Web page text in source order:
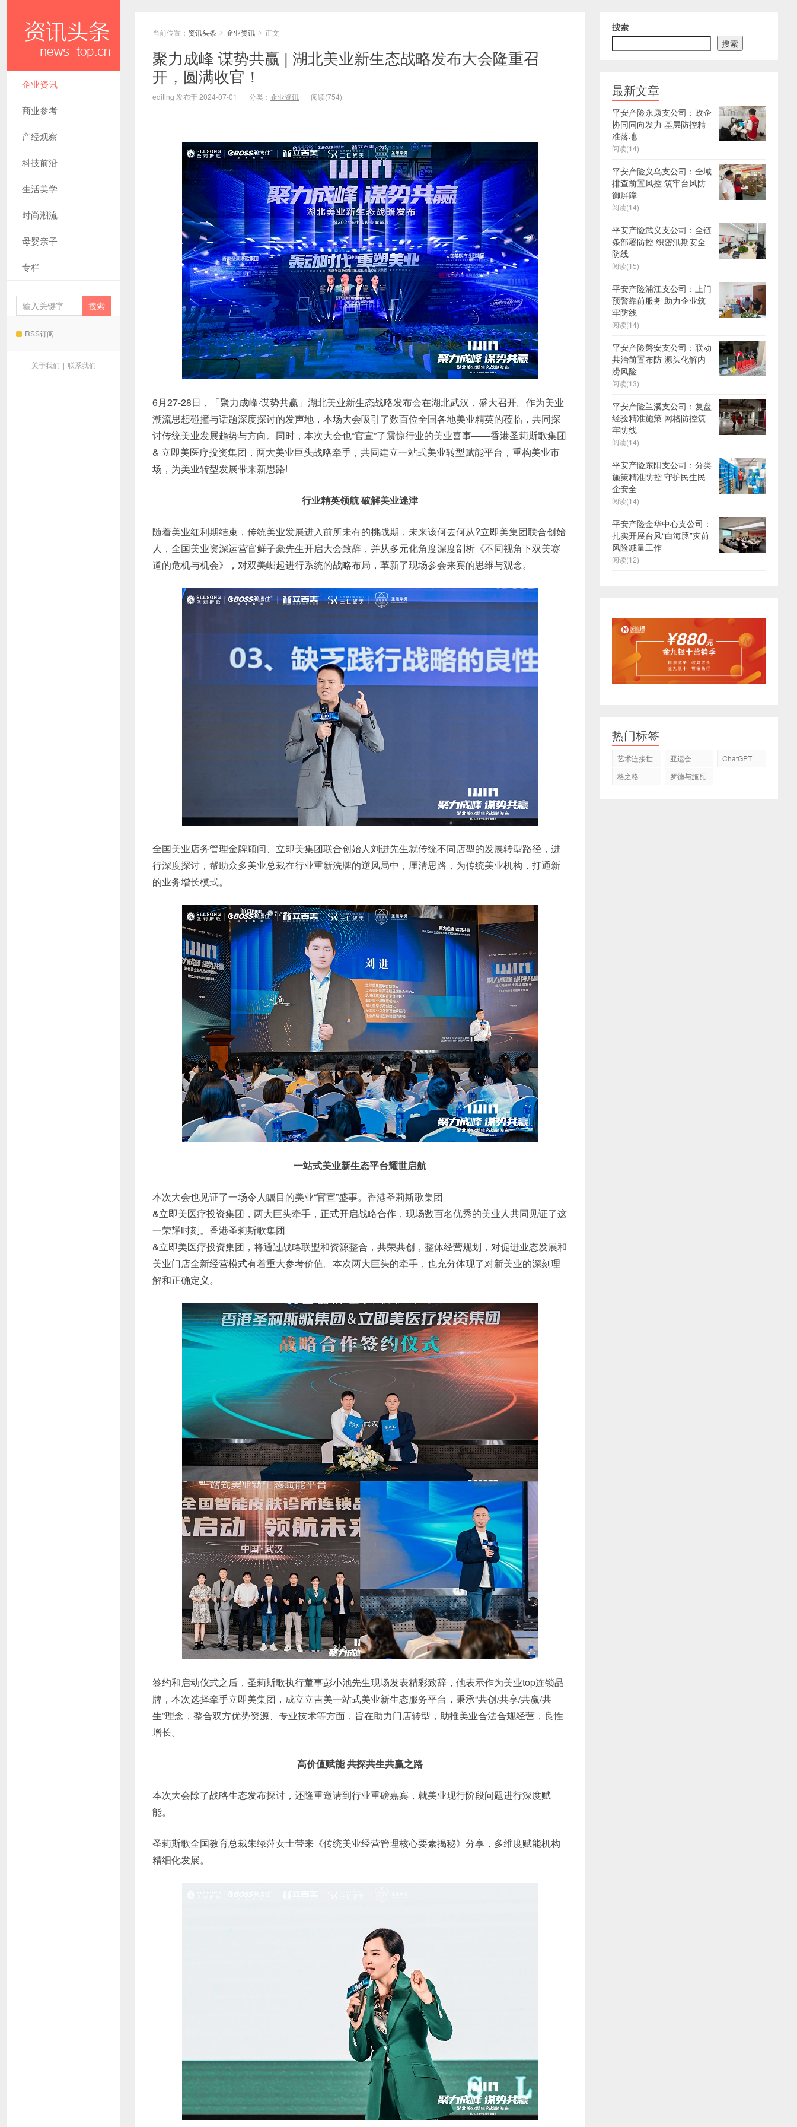
企业资讯
商业参考
产经观察
科技前沿
生活美学
时尚潮流
母婴亲子
专栏
RSS订阅
关于我们 | 联系我们
当前位置： 资讯头条 > 企业资讯 > 正文
聚力成峰 谋势共赢 | 湖北美业新生态战略发布大会隆重召
开，圆满收官！
editing 发布于 2024-07-01 分类： 企业资讯 阅读(754)
6月27-28日，「聚力成峰·谋势共赢」湖北美业新生态战略发布会在湖北武汉，盛大召开。作为美业
潮流思想碰撞与话题深度探讨的发声地，本场大会吸引了数百位全国各地美业精英的莅临，共同探
讨传统美业发展趋势与方向。同时，本次大会也“官宣”了震惊行业的美业喜事——香港圣莉斯歌集团
& 立即美医疗投资集团，两大美业巨头战略牵手，共同建立一站式美业转型赋能平台，重构美业市
场，为美业转型发展带来新思路!
行业精英领航 破解美业迷津
随着美业红利期结束，传统美业发展进入前所未有的挑战期，未来该何去何从?立即美集团联合创始
人，全国美业资深运营官鲜子豪先生开启大会致辞，并从多元化角度深度剖析《不同视角下双美赛
道的危机与机会》，对双美崛起进行系统的战略布局，革新了现场参会来宾的思维与观念。
全国美业店务管理金牌顾问、立即美集团联合创始人刘进先生就传统不同店型的发展转型路径，进
行深度探讨，帮助众多美业总裁在行业重新洗牌的逆风局中，厘清思路，为传统美业机构，打通新
的业务增长模式。
一站式美业新生态平台耀世启航
本次大会也见证了一场令人瞩目的美业“官宣”盛事。香港圣莉斯歌集团
&立即美医疗投资集团，两大巨头牵手，正式开启战略合作，现场数百名优秀的美业人共同见证了这
一荣耀时刻。香港圣莉斯歌集团
&立即美医疗投资集团，将通过战略联盟和资源整合，共荣共创，整体经营规划，对促进业态发展和
美业门店全新经营模式有着重大参考价值。本次两大巨头的牵手，也充分体现了对新美业的深刻理
解和正确定义。
签约和启动仪式之后，圣莉斯歌执行董事彭小池先生现场发表精彩致辞，他表示作为美业top连锁品
牌，本次选择牵手立即美集团，成立立吉美一站式美业新生态服务平台，秉承“共创/共享/共赢/共
生”理念，整合双方优势资源、专业技术等方面，旨在助力门店转型，助推美业合法合规经营，良性
增长。
高价值赋能 共探共生共赢之路
本次大会除了战略生态发布探讨，还隆重邀请到行业重磅嘉宾，就美业现行阶段问题进行深度赋
能。
圣莉斯歌全国教育总裁朱绿萍女士带来《传统美业经营管理核心要素揭秘》分享，多维度赋能机构
精细化发展。
搜索
搜索
最新文章
平安产险永康支公司：政企
协同同向发力 基层防控精
准落地
阅读(14)
平安产险义乌支公司：全域
排查前置风控 筑牢台风防
御屏障
阅读(14)
平安产险武义支公司：全链
条部署防控 织密汛期安全
防线
阅读(15)
平安产险浦江支公司：上门
预警靠前服务 助力企业筑
牢防线
阅读(14)
平安产险磐安支公司：联动
共治前置布防 源头化解内
涝风险
阅读(13)
平安产险兰溪支公司：复盘
经验精准施策 网格防控筑
牢防线
阅读(14)
平安产险东阳支公司：分类
施策精准防控 守护民生民
企安全
阅读(14)
平安产险金华中心支公司：
扎实开展台风“白海豚”灾前
风险减量工作
阅读(12)
热门标签
艺术连接世
亚运会
ChatGPT
格之格
罗德与施瓦